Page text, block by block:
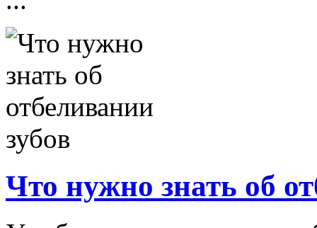
Что нужно знать об